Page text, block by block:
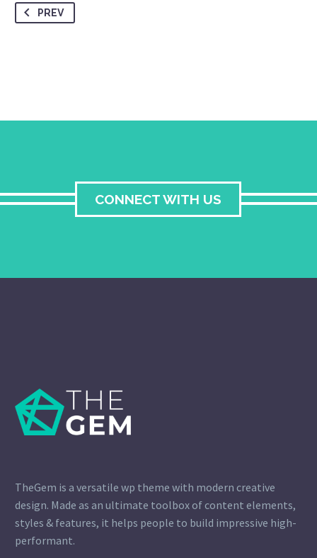
PREV
CONNECT WITH US
TheGem is a versatile wp theme with modern creative
design. Made as an ultimate toolbox of content elements,
styles & features, it helps people to build impressive high-
performant.